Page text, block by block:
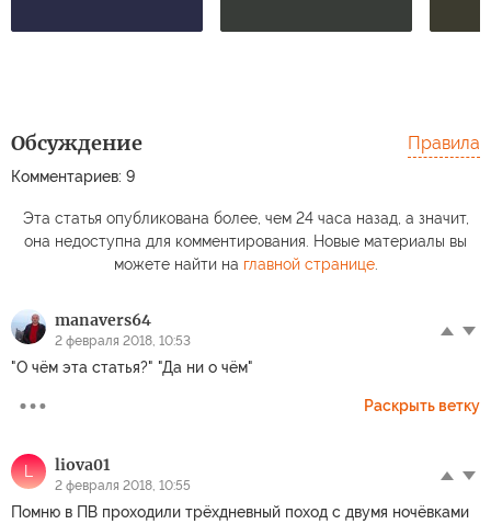
Обсуждение
Комментариев: 9
Правила
Эта статья опубликована более, чем 24 часа назад, а значит,
она недоступна для комментирования. Новые материалы вы
можете найти на главной странице.
manavers64
2 февраля 2018, 10:53
"О чём эта статья?" "Да ни о чём"
Раскрыть ветку
L liova01
2 февраля 2018, 10:55
Помню в ПВ проходили трёхдневный поход с двумя ночёвками